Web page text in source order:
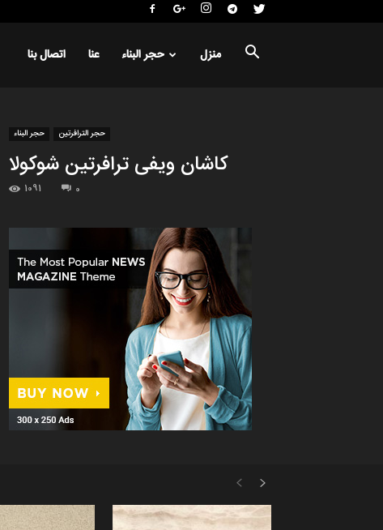
اتصال بنا عنا حجر البناء منزل
حجر البناء حجر الترافرتين
كاشان ويفى ترافرتين شوكولا
1091 0